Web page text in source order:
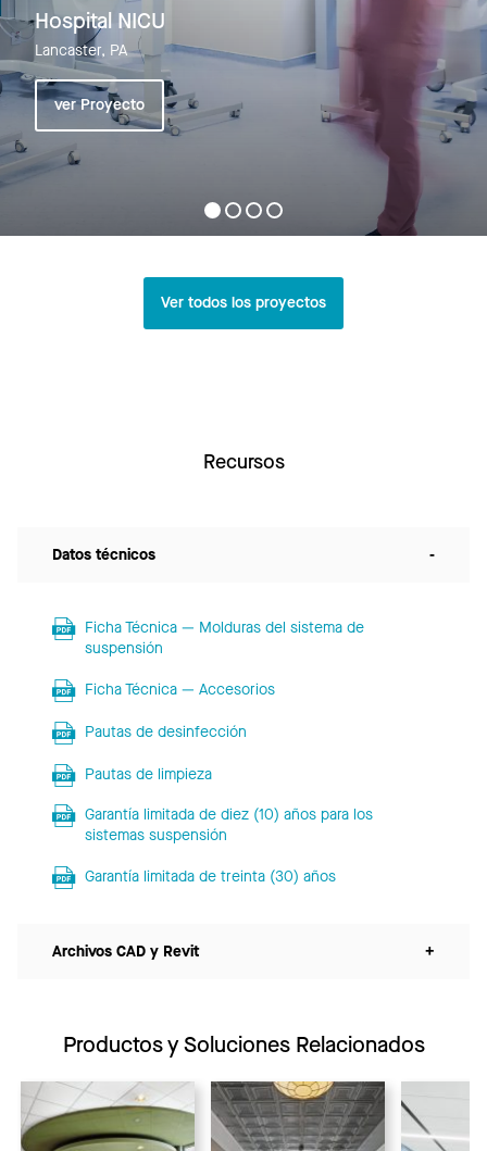
Hospital NICU
Lancaster, PA
ver Proyecto
Ver todos los proyectos
Recursos
Datos técnicos -
Ficha Técnica — Molduras del sistema de
suspensión
Ficha Técnica — Accesorios
Pautas de desinfección
Pautas de limpieza
Garantía limitada de diez (10) años para los
sistemas suspensión
Garantía limitada de treinta (30) años
Archivos CAD y Revit +
Productos y Soluciones Relacionados